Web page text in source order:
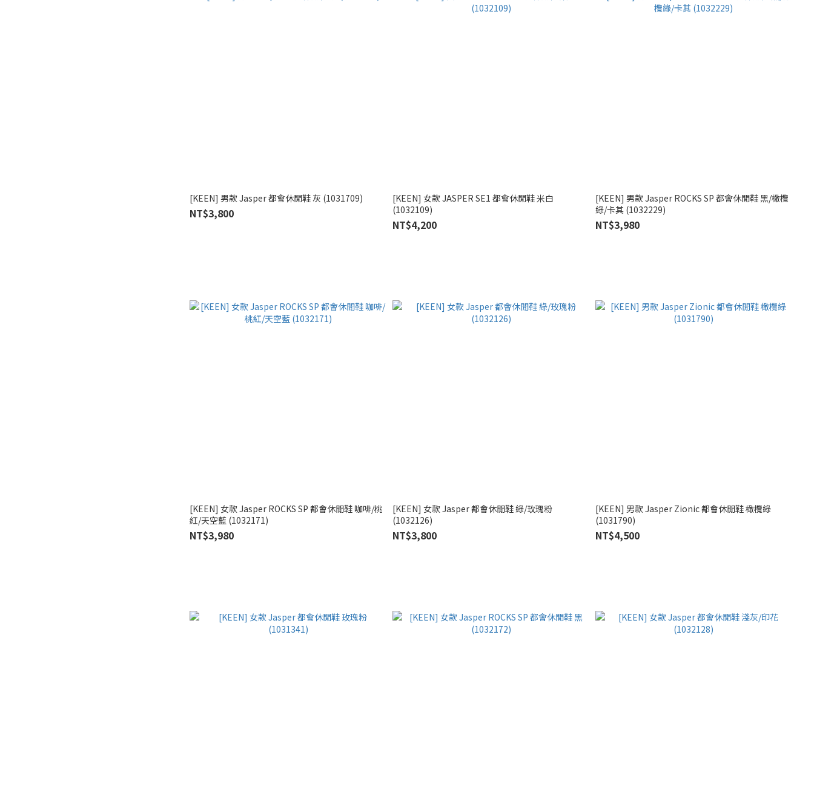
[KEEN] 男款 Jasper 都會休閒鞋 灰 (1031709)
NT$3,800
[KEEN] 女款 JASPER SE1 都會休閒鞋 米白
(1032109)
NT$4,200
[KEEN] 男款 Jasper ROCKS SP 都會休閒鞋 黑/橄欖
綠/卡其 (1032229)
NT$3,980
[KEEN] 女款 Jasper ROCKS SP 都會休閒鞋 咖啡/桃
紅/天空藍 (1032171)
NT$3,980
[KEEN] 女款 Jasper 都會休閒鞋 綠/玫瑰粉
(1032126)
NT$3,800
[KEEN] 男款 Jasper Zionic 都會休閒鞋 橄欖綠
(1031790)
NT$4,500